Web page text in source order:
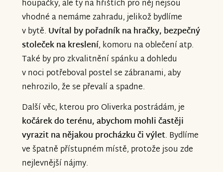
houpačky, ale ty na hřištích pro něj nejsou
vhodné a nemáme zahradu, jelikož bydlíme
v bytě. Uvítal by pořadník na hračky, bezpečný
stoleček na kreslení, komoru na oblečení atp.
Také by pro zkvalitnění spánku a dohledu
v noci potřeboval postel se zábranami, aby
nehrozilo, že se převalí a spadne.
Další věc, kterou pro Oliverka postrádám, je
kočárek do terénu, abychom mohli častěji
vyrazit na nějakou procházku či výlet. Bydlíme
ve špatně přístupném místě, protože jsou zde
nejlevnější nájmy.